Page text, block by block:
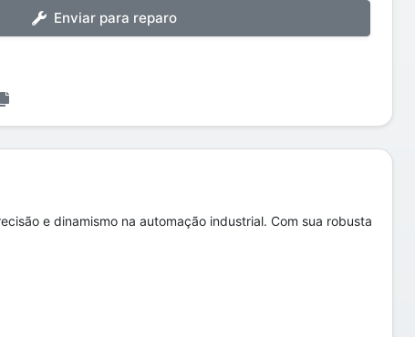
Enviar para reparo
e dinamismo na automação industrial. Com sua robusta